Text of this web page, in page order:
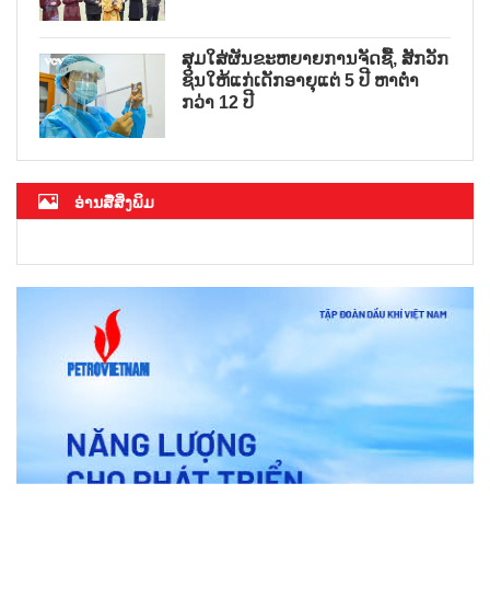
ສຸມໃສ່ຜັນຂະຫຍາຍການຈັດຊື້, ສັກວັກ
ຊິນໃຫ້ແກ່ເດັກອາຍຸແຕ່ 5 ປີ ຫາຕ່ຳ
ກວ່າ 12 ປີ
ອ່ານສື່ສິ່ງພິມ